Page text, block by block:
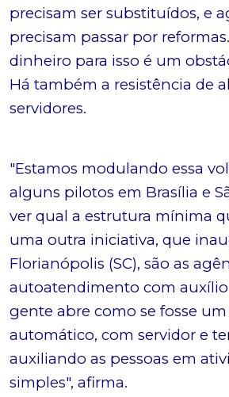
precisam ser substituídos, e
precisam passar por
dinheiro para isso é um
Há também a resistência de
servidores.
"Estamos modulando essa
alguns pilotos em Brasília e
ver qual a estrutura mínima
uma outra iniciativa, que
Florianópolis (SC), são as
autoatendimento com auxílio
gente abre como se fosse um
automático, com servidor e
auxiliando as pessoas em
simples", afirma.